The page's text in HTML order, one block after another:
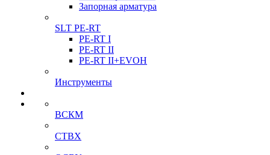
Запорная арматура
SLT PE-RT
PE-RT I
PE-RT II
PE-RT II+EVOH
Инструменты
ВСКМ
СТВХ